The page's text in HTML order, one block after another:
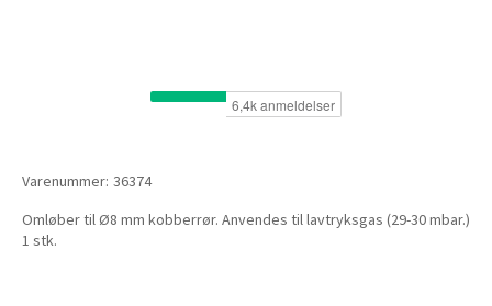
Varenummer: 36374
Omløber til Ø8 mm kobberrør. Anvendes til lavtryksgas (29-30 mbar.)
1 stk.